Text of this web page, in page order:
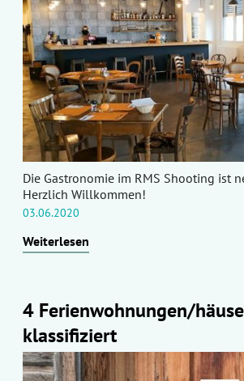
Die Gastronomie im RMS Shooting ist
Herzlich Willkommen!
03.06.2020
Weiterlesen
4 Ferienwohnungen/
klassifiziert